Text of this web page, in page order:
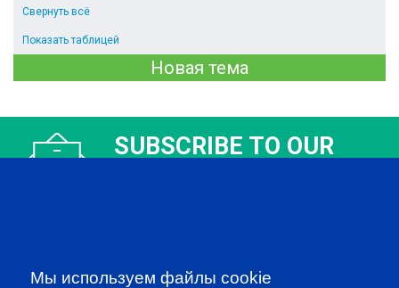
Свернуть всё
Показать таблицей
Новая тема
SUBSCRIBE TO OUR
Мы используем файлы cookie